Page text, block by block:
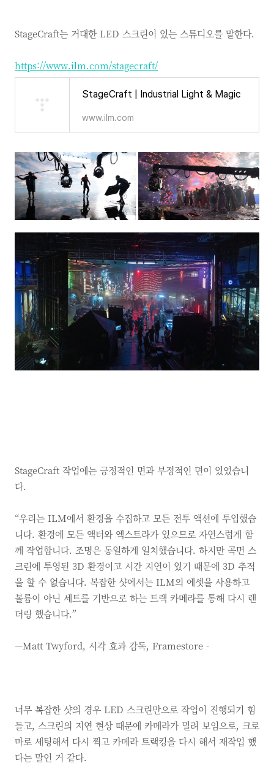
StageCraft는 거대한 LED 스크린이 있는 스튜디오를 말한다.
https://www.ilm.com/stagecraft/
StageCraft | Industrial Light & Magic
www.ilm.com
StageCraft 작업에는 긍정적인 면과 부정적인 면이 있었습니
다.
“우리는 ILM에서 환경을 수집하고 모든 전투 액션에 투입했습
니다. 환경에 모든 액터와 엑스트라가 있으므로 자연스럽게 함
께 작업합니다. 조명은 동일하게 일치했습니다. 하지만 곡면 스
크린에 투영된 3D 환경이고 시간 지연이 있기 때문에 3D 추적
을 할 수 없습니다. 복잡한 샷에서는 ILM의 에셋을 사용하고
볼륨이 아닌 세트를 기반으로 하는 트랙 카메라를 통해 다시 렌
더링 했습니다.”
—Matt Twyford, 시각 효과 감독, Framestore -
너무 복잡한 샷의 경우 LED 스크린만으로 작업이 진행되기 힘
들고, 스크린의 지연 현상 때문에 카메라가 밀려 보임으로, 크로
마로 세팅해서 다시 찍고 카메라 트랙킹을 다시 해서 재작업 했
다는 말인 거 같다.